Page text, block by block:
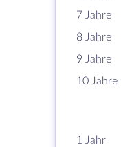
7 Jahre
8 Jahre
9 Jahre
10 Jahre
1 Jahr